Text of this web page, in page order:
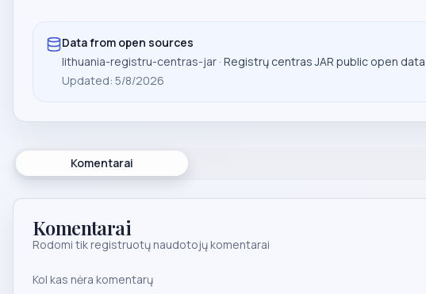
Data from open sources
lithuania-registru-centras-jar · Registrų centras JAR public open data
Updated: 5/8/2026
Komentarai
Komentarai
Rodomi tik registruotų naudotojų komentarai
Kol kas nėra komentarų